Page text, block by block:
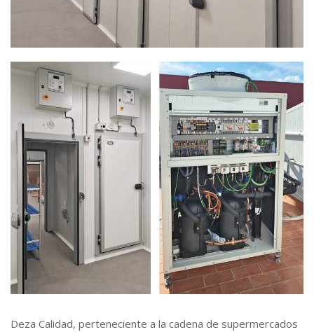
Deza Calidad, perteneciente a la cadena de supermercados